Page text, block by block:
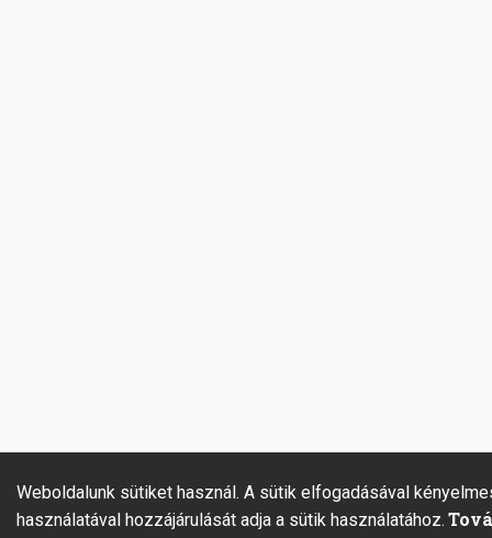
Weboldalunk sütiket használ. A sütik elfogadásával
használatával hozzájárulását adja a sütik használatához.